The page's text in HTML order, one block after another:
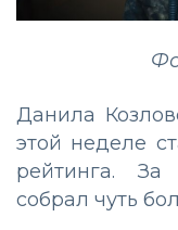
Данила
этой неделе
рейтинга.
собрал чуть